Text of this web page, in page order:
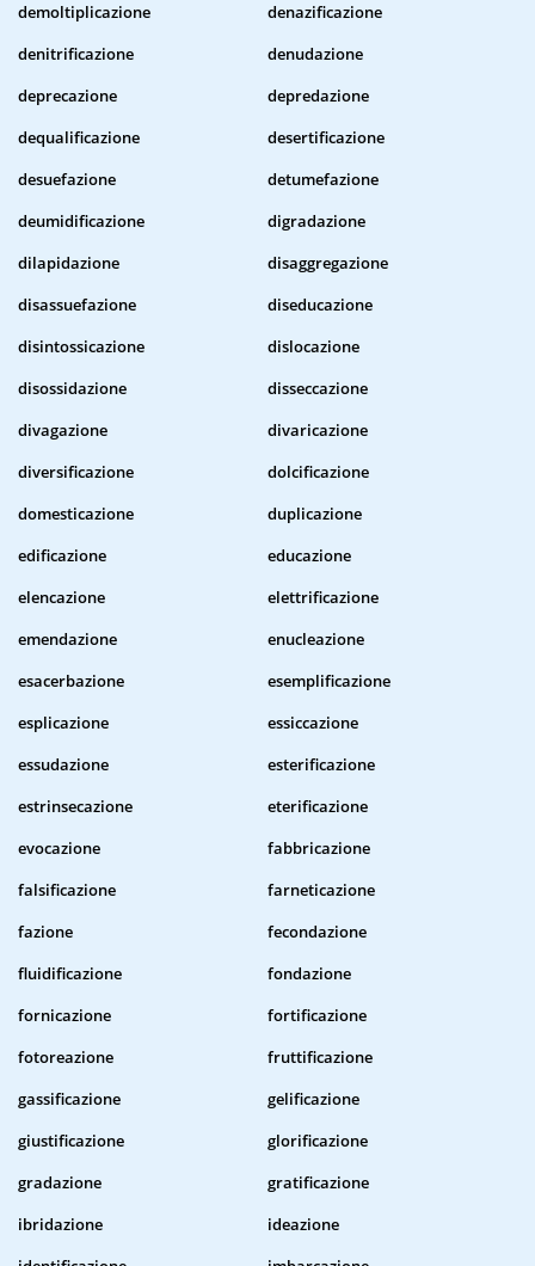
demoltiplicazione
denazificazione
denitrificazione
denudazione
deprecazione
depredazione
dequalificazione
desertificazione
desuefazione
detumefazione
deumidificazione
digradazione
dilapidazione
disaggregazione
disassuefazione
diseducazione
disintossicazione
dislocazione
disossidazione
disseccazione
divagazione
divaricazione
diversificazione
dolcificazione
domesticazione
duplicazione
edificazione
educazione
elencazione
elettrificazione
emendazione
enucleazione
esacerbazione
esemplificazione
esplicazione
essiccazione
essudazione
esterificazione
estrinsecazione
eterificazione
evocazione
fabbricazione
falsificazione
farneticazione
fazione
fecondazione
fluidificazione
fondazione
fornicazione
fortificazione
fotoreazione
fruttificazione
gassificazione
gelificazione
giustificazione
glorificazione
gradazione
gratificazione
ibridazione
ideazione